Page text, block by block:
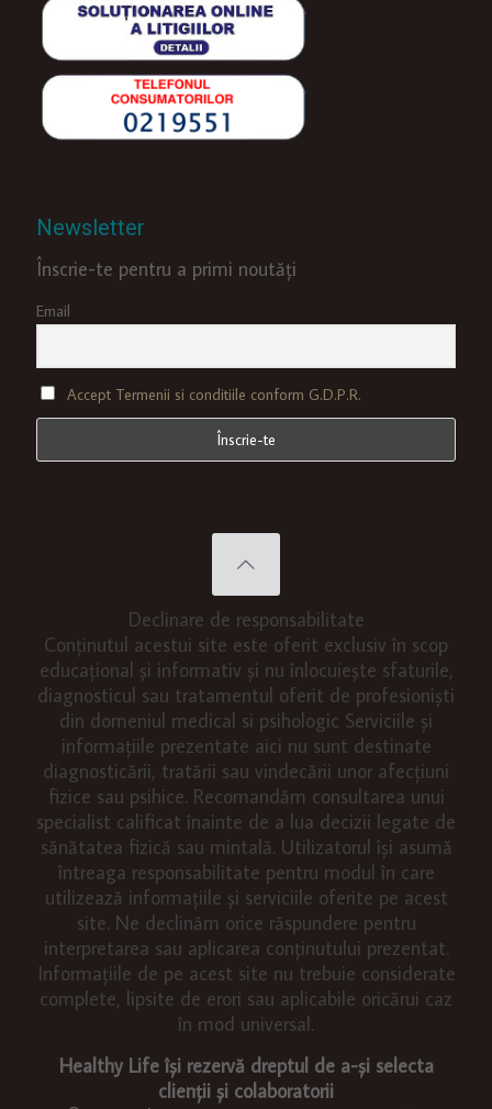
Newsletter
Înscrie-te pentru a primi noutăți
Email
Accept Termenii si conditiile conform G.D.P.R.
Declinare de responsabilitate
Conținutul acestui site este oferit exclusiv în scop
educațional și informativ și nu înlocuiește sfaturile,
diagnosticul sau tratamentul oferit de profesioniști
din domeniul medical si psihologic Serviciile și
informațiile prezentate aici nu sunt destinate
diagnosticării, tratării sau vindecării unor afecțiuni
fizice sau psihice. Recomandăm consultarea unui
specialist calificat înainte de a lua decizii legate de
sănătatea fizică sau mintală. Utilizatorul își asumă
întreaga responsabilitate pentru modul în care
utilizează informațiile și serviciile oferite pe acest
site. Ne declinăm orice răspundere pentru
interpretarea sau aplicarea conținutului prezentat.
Informațiile de pe acest site nu trebuie considerate
complete, lipsite de erori sau aplicabile oricărui caz
în mod universal.
Healthy Life își rezervă dreptul de a-și selecta
clienții și colaboratorii